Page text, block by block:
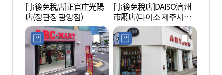
[事後免稅店]正官庄光陽
店(정관장 광양점)
[事後免稅店]DAISO濟州
市廳店(다이소 제주시청
점)